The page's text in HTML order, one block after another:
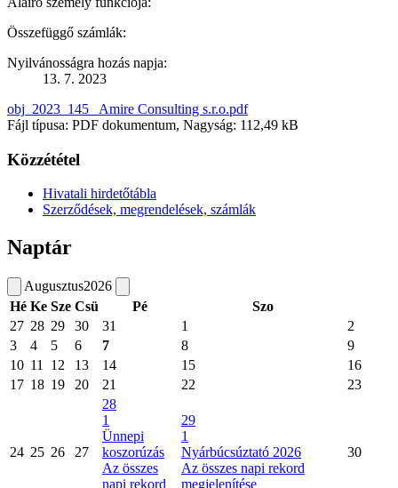
Összefüggő számlák:
Nyilvánosságra hozás napja:
13. 7. 2023
obj_2023_145_ Amire Consulting s.r.o.pdf
Fájl típusa: PDF dokumentum, Nagyság: 112,49 kB
Közzététel
Hivatali hirdetőtábla
Szerződések, megrendelések, számlák
Naptár
Augusztus2026
Hé Ke Sze Csü Pé
Szo
27 28 29 30 31 1
2
3
4 5 6 7 8
9
10 11 12 13 14 15
16
17 18 19 20 21 22 23
24 25 26 27
28
1
Ünnepi
koszorúzás
Az összes
napi rekord
29
1
Nyárbúcsúztató 2026
Az összes napi rekord
megjelenítése
30